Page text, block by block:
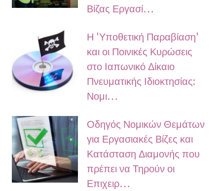
Βίζας Εργασί…
Η 'Υποθετική Παραβίαση'
και οι Ποινικές Κυρώσεις
στο Ιαπωνικό Δίκαιο
Πνευματικής Ιδιοκτησίας:
Νομι…
Οδηγός Νομικών Θεμάτων
για Εργασιακές Βίζες και
Κατάσταση Διαμονής που
πρέπει να Τηρούν οι
Επιχειρ…